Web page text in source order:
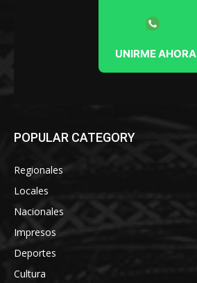
UNIRME AHORA
POPULAR CATEGORY
Regionales
Locales
Nacionales
Impresos
Deportes
Cultura